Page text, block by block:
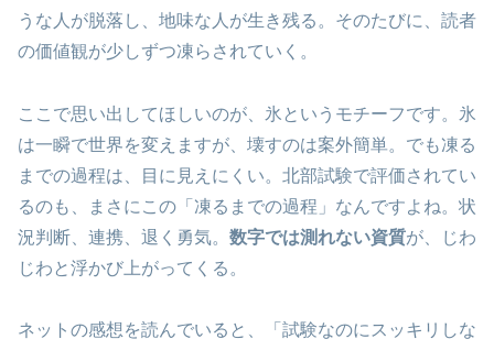
うな人が脱落し、地味な人が生き残る。そのたびに、読者
の価値観が少しずつ凍らされていく。
ここで思い出してほしいのが、氷というモチーフです。氷
は一瞬で世界を変えますが、壊すのは案外簡単。でも凍る
までの過程は、目に見えにくい。北部試験で評価されてい
るのも、まさにこの「凍るまでの過程」なんですよね。状
況判断、連携、退く勇気。 数字では測れない資質が、じわ
じわと浮かび上がってくる。
ネットの感想を読んでいると、「試験なのにスッキリしな